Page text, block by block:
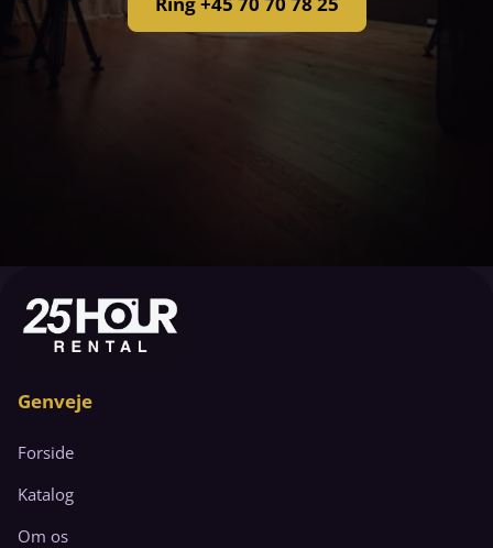
Genveje
Forside
Katalog
Om os